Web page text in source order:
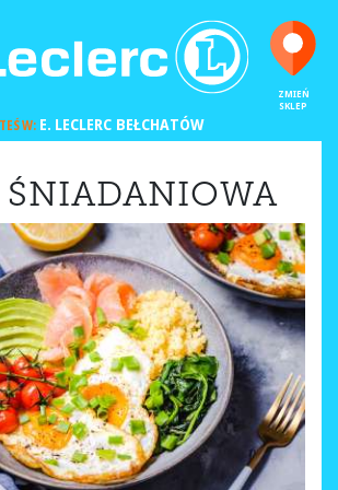
ZMIEŃ
SKLEP
W: E. LECLERC BEŁCHATÓW